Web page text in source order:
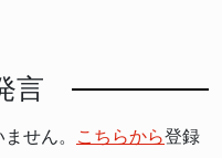
言
せん。 こちらから登録